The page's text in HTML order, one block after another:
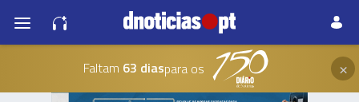
Faltam 63 diaspara os ×